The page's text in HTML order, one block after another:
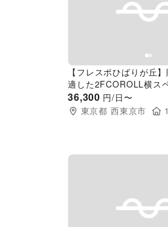
Previous slide
【フレスポひばりが丘
適した2FCOROLL横ス
36,300 円/日〜
東京都 西東京市
Previous slide